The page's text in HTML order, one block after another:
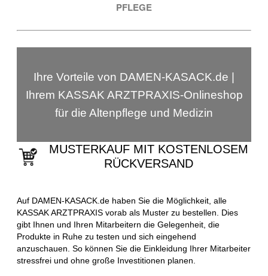
PFLEGE
Ihre Vorteile von DAMEN-KASACK.de |
Ihrem KASSAK ARZTPRAXIS-Onlineshop
für die Altenpflege und Medizin
MUSTERKAUF MIT KOSTENLOSEM
RÜCKVERSAND
Auf DAMEN-KASACK.de haben Sie die Möglichkeit, alle
KASSAK ARZTPRAXIS vorab als Muster zu bestellen. Dies
gibt Ihnen und Ihren Mitarbeitern die Gelegenheit, die
Produkte in Ruhe zu testen und sich eingehend
anzuschauen. So können Sie die Einkleidung Ihrer Mitarbeiter
stressfrei und ohne große Investitionen planen.